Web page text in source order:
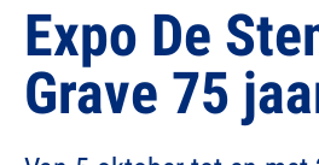
Expo De
Grave 75